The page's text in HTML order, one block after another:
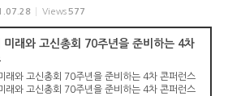
사 입후보자가 소속 노회에 후보등록을 마감(27일)
보한 이들의 면면은 다음과 같다. 총회장 후보 강학
Views 577
미래와 고신총회 70주년을 준비하는 4차
래와 고신총회 70주년을 준비하는 4차 콘퍼런스
래와 고신총회 70주년을 준비하는 4차 콘퍼런스